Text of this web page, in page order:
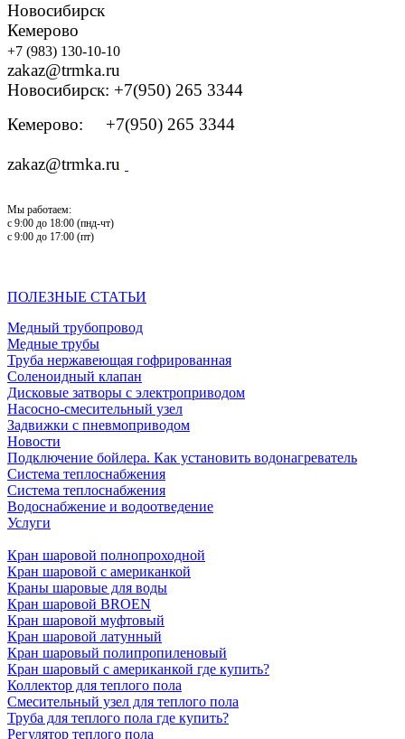
Новосибирск
Кемерово
+7 (983) 130-10-10
zakaz@trmka.ru
Новосибирск: +7(950) 265 3344
Кемерово: +7(950) 265 3344
zakaz@trmka.ru
Мы работаем:
с 9:00 до 18:00 (пнд-чт)
с 9:00 до 17:00 (пт)
ПОЛЕЗНЫЕ СТАТЬИ
Медный трубопровод
Медные трубы
Труба нержавеющая гофрированная
Соленоидный клапан
Дисковые затворы с электроприводом
Насосно-смесительный узел
Задвижки с пневмоприводом
Новости
Подключение бойлера. Как установить водонагреватель
Система теплоснабжения
Система теплоснабжения
Водоснабжение и водоотведение
Услуги
Кран шаровой полнопроходной
Кран шаровой с американкой
Краны шаровые для воды
Кран шаровой BROEN
Кран шаровой муфтовый
Кран шаровой латунный
Кран шаровый полипропиленовый
Кран шаровый с американкой где купить?
Коллектор для теплого пола
Смесительный узел для теплого пола
Труба для теплого пола где купить?
Регулятор теплого пола